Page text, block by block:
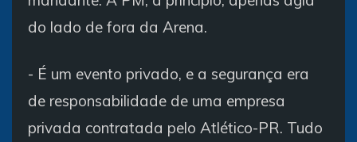
do lado de fora da Arena.
- É um evento privado, e a segurança era
de responsabilidade de uma empresa
privada contratada pelo Atlético-PR. Tudo